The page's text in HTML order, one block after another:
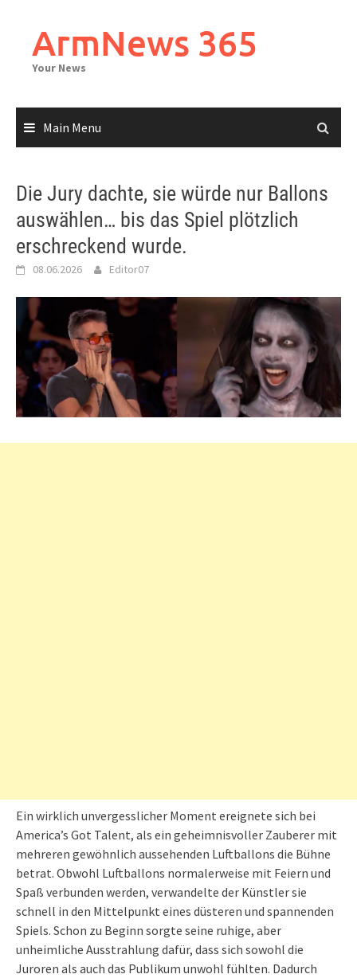
contentArmNews 365
Your News
Main Menu
Die Jury dachte, sie würde nur Ballons
auswählen… bis das Spiel plötzlich
erschreckend wurde.
08.06.2026 Editor07
Ein wirklich unvergesslicher Moment ereignete sich bei
America’s Got Talent, als ein geheimnisvoller Zauberer mit
mehreren gewöhnlich aussehenden Luftballons die Bühne
betrat. Obwohl Luftballons normalerweise mit Feiern und
Spaß verbunden werden, verwandelte der Künstler sie
schnell in den Mittelpunkt eines düsteren und spannenden
Spiels. Schon zu Beginn sorgte seine ruhige, aber
unheimliche Ausstrahlung dafür, dass sich sowohl die
Juroren als auch das Publikum unwohl fühlten. Dadurch